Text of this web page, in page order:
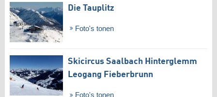
Die Tauplitz
Foto's tonen
Skicircus Saalbach Hinterglemm
Leogang Fieberbrunn
Foto's tonen